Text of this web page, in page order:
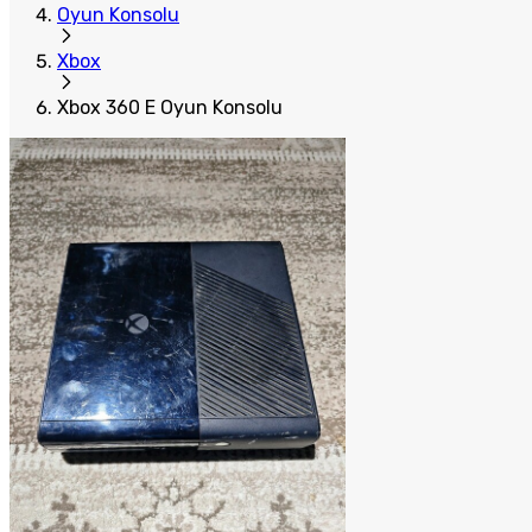
Oyun Konsolu
Xbox
Xbox 360 E Oyun Konsolu